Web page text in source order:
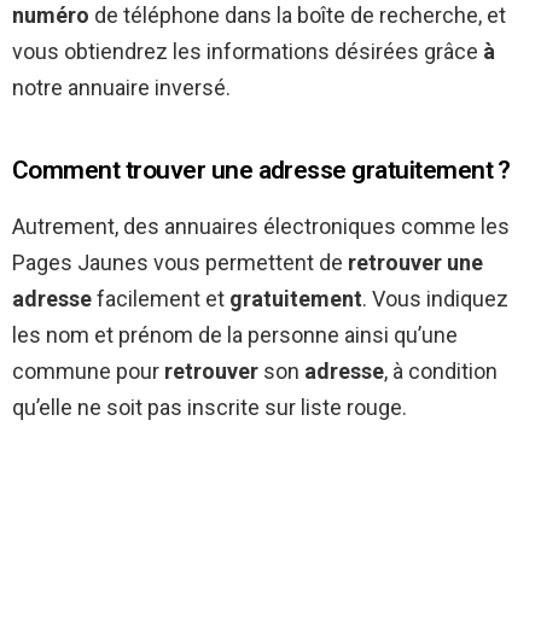
numéro de téléphone dans la boîte de recherche, et
vous obtiendrez les informations désirées grâce à
notre annuaire inversé.
Comment trouver une adresse gratuitement ?
Autrement, des annuaires électroniques comme les
Pages Jaunes vous permettent de retrouver une
adressefacilement et gratuitement. Vous indiquez
les nom et prénom de la personne ainsi qu’une
commune pour retrouver son adresse, à condition
qu’elle ne soit pas inscrite sur liste rouge.